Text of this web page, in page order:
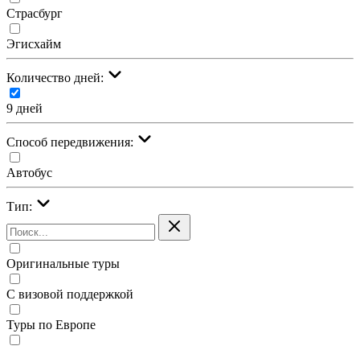
Страсбург
Эгисхайм
Количество дней:
9 дней
Cпособ передвижения:
Автобус
Тип:
Оригинальные туры
С визовой поддержкой
Туры по Европе